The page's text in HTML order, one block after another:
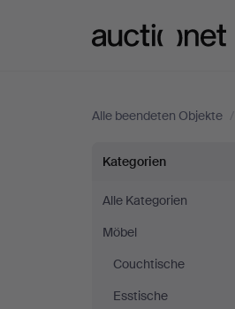
Alle beendeten Objekte /
Kommoden
bei
Lawrences
Auctioneers
Kategorien
Alle Kategorien
Möbel
Couchtische
Esstische